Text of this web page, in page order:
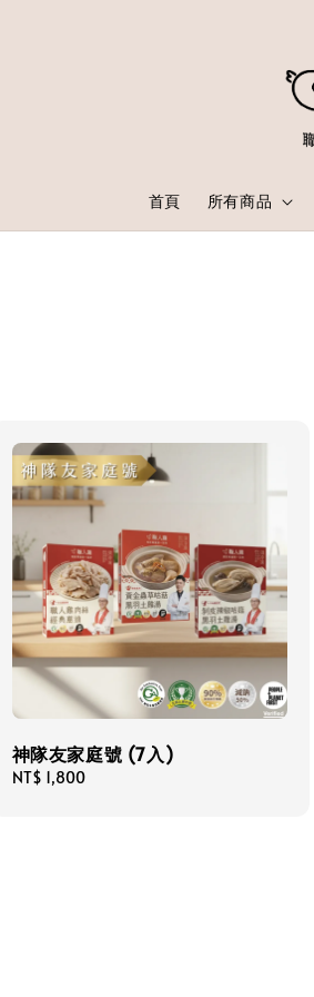
首頁 所有商品
神隊友家庭號 (7入)
Regular
NT$ 1,800